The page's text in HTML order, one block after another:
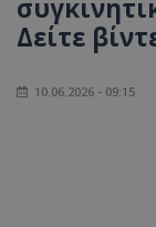
Δείτε
10.06.2026 - 09:15